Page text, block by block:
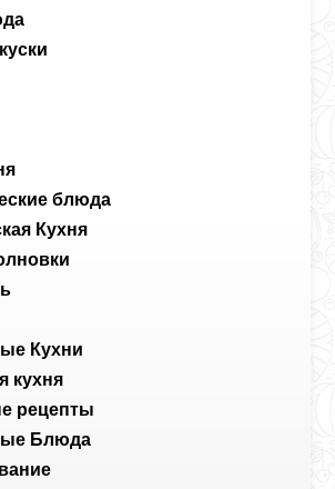
блюда
Кухня
Кухни
кухня
рецепты
Блюда